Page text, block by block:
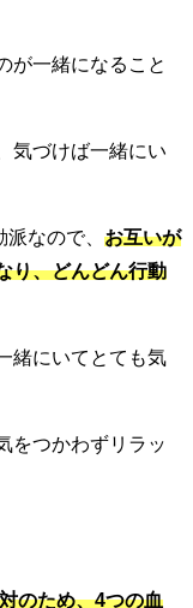
が一緒になること
気づけば一緒にい
なので、 お互いが
り、どんどん行動
緒にいてとても気
をつかわずリラッ
のため、4つの血